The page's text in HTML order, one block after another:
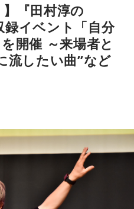
しょう。ラッキーアイテム
れまでを振り返って色々な
ホのデータの整理をした
みるのもおすすめです。
はマッサージを受けたり、
ましょう。たくさん睡眠を
そうです。
す。今日は頑張らず、1人の
ごす時間を持つようにしま
日となりそうです。直感が冴
た際は自分の直感を参考に
。今日は視野が広がりやすく
とに目を向けたり、探究心
コミュニケーションが大切
深い話をしたり、普段は話
するには良いタイミングで
『田村淳の
イベント「自分
開催 ～来場者と
流したい曲”など